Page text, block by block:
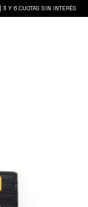
Y 6 CUOTAS SIN INTERÉS